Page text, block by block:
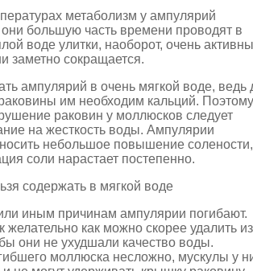
метаболизм у ампулярий
большую часть времени проводят в
воде улитки, наоборот, очень
заметно сокращается.
ампулярий в очень мягкой воде, ведь
им необходим кальций. Поэтому
раковин у моллюсков следует
на жесткость воды. Ампулярии
небольшое повышение солености,
соли нарастает постепенно.
содержать в мягкой воде
иным причинам ампулярии погибают.
желательно как можно скорее удалить из
они не ухудшали качество воды.
моллюска несложно, мускулы у